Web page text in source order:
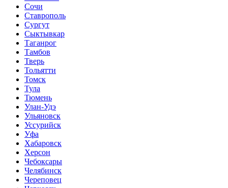
Сочи
Ставрополь
Сургут
Сыктывкар
Таганрог
Тамбов
Тверь
Тольятти
Томск
Тула
Тюмень
Улан-Удэ
Ульяновск
Уссурийск
Уфа
Хабаровск
Херсон
Чебоксары
Челябинск
Череповец